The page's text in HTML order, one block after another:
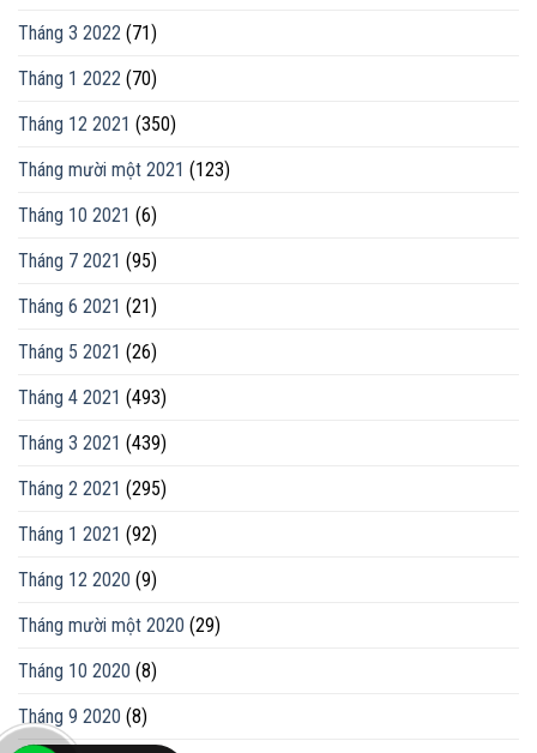
Tháng 3 2022 (71)
Tháng 1 2022 (70)
Tháng 12 2021 (350)
Tháng mười một 2021 (123)
Tháng 10 2021 (6)
Tháng 7 2021 (95)
Tháng 6 2021 (21)
Tháng 5 2021 (26)
Tháng 4 2021 (493)
Tháng 3 2021 (439)
Tháng 2 2021 (295)
Tháng 1 2021 (92)
Tháng 12 2020 (9)
Tháng mười một 2020 (29)
Tháng 10 2020 (8)
Tháng 9 2020 (8)